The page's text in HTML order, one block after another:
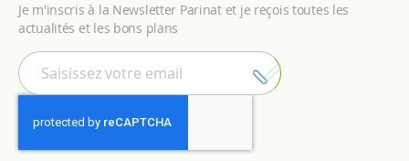
Je m'inscris à la Newsletter Parinat et je reçois toutes les
actualités et les bons plans
I
n
s
i